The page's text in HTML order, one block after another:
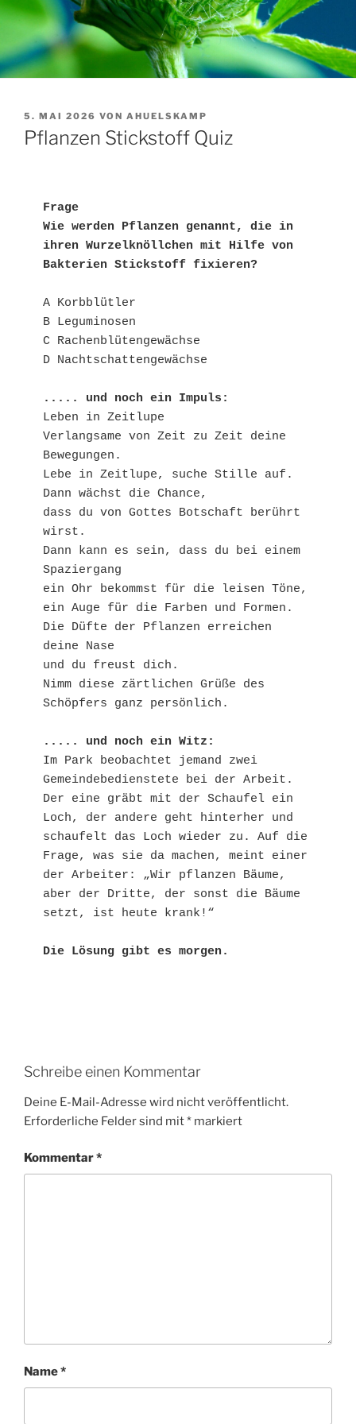
VERÖFFENTLICHT
AM
5. MAI 2026 VON AHUELSKAMP
Pflanzen Stickstoff Quiz
Frage
Wie werden Pflanzen genannt, die in
ihren Wurzelknöllchen mit Hilfe von
Bakterien Stickstoff fixieren?
A Korbblütler
B Leguminosen
C Rachenblütengewächse
D Nachtschattengewächse
..... und noch ein Impuls:
Leben in Zeitlupe
Verlangsame von Zeit zu Zeit deine
Bewegungen.
Lebe in Zeitlupe, suche Stille auf.
Dann wächst die Chance,
dass du von Gottes Botschaft berührt
wirst.
Dann kann es sein, dass du bei einem
Spaziergang
ein Ohr bekommst für die leisen Töne,
ein Auge für die Farben und Formen.
Die Düfte der Pflanzen erreichen
deine Nase
und du freust dich.
Nimm diese zärtlichen Grüße des
Schöpfers ganz persönlich.
..... und noch ein Witz:
Im Park beobachtet jemand zwei
Gemeindebedienstete bei der Arbeit.
Der eine gräbt mit der Schaufel ein
Loch, der andere geht hinterher und
schaufelt das Loch wieder zu. Auf die
Frage, was sie da machen, meint einer
der Arbeiter: „Wir pflanzen Bäume,
aber der Dritte, der sonst die Bäume
setzt, ist heute krank!“
Die Lösung gibt es morgen.
Schreibe einen Kommentar
Deine E-Mail-Adresse wird nicht veröffentlicht.
Erforderliche Felder sind mit* markiert
Kommentar*
Name*